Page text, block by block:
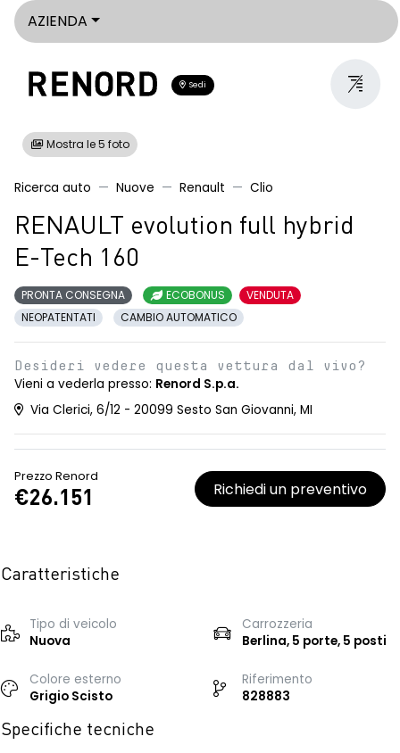
AZIENDA
Sedi
Mostra le 5 foto
Ricerca auto Nuove Renault Clio
RENAULT evolution full hybrid
E-Tech 160
PRONTA CONSEGNA ECOBONUS
VENDUTA
NEOPATENTATI
CAMBIO AUTOMATICO
Desideri vedere questa vettura dal vivo?
Vieni a vederla presso: Renord S.p.a.
Via Clerici, 6/12 - 20099 Sesto San Giovanni, MI
Prezzo Renord
€26.151 Richiedi un preventivo
Caratteristiche
Tipo di veicolo
Nuova
Carrozzeria
Berlina, 5 porte, 5 posti
Colore esterno
Grigio Scisto
Riferimento
828883
Specifiche tecniche